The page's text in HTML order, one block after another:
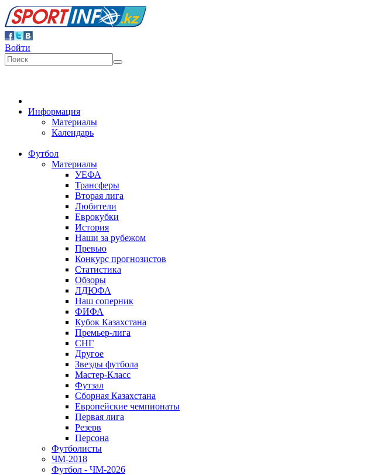
Войти
Информация
Материалы
Календарь
Футбол
Материалы
УЕФА
Трансферы
Вторая лига
Любители
Еврокубки
История
Наши за рубежом
Превью
Конкурс прогнозистов
Статистика
Обзоры
ЛДЮФА
Наш соперник
ФИФА
Кубок Казахстана
Премьер-лига
СНГ
Другое
Звезды футбола
Мастер-Класс
Футзал
Сборная Казахстана
Европейские чемпионаты
Первая лига
Резерв
Персона
Футболисты
ЧМ-2018
Футбол - ЧМ-2026